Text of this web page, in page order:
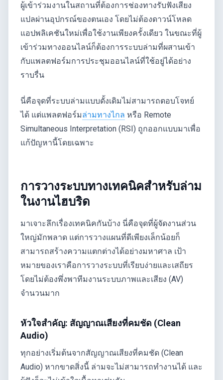
ผู้เข้าร่วมงานในสถานที่ต้องการช่องทางรับฟังเสียง
แปลผ่านอุปกรณ์ของตนเอง โดยไม่ต้องดาวน์โหลด
แอปพลิเคชันใหม่เพื่อใช้งานเพียงครั้งเดียว ในขณะที่ผู้
เข้าร่วมทางออนไลน์ก็ต้องการระบบล่ามที่ผสานเข้า
กับแพลตฟอร์มการประชุมออนไลน์ที่ใช้อยู่ได้อย่าง
ราบรื่น
นี่คือจุดที่ระบบล่ามแบบดั้งเดิมไม่สามารถตอบโจทย์
ได้ แต่แพลตฟอร์มล่ามทางไกล หรือ Remote
Simultaneous Interpretation (RSI) ถูกออกแบบมาเพื่อ
แก้ปัญหานี้โดยเฉพาะ
การวางระบบทางเทคนิคสำหรับล่าม
ในงานไฮบริด
มาเจาะลึกเรื่องเทคนิคกันบ้าง นี่คือจุดที่ผู้จัดงานส่วน
ใหญ่มักพลาด แต่การวางแผนที่ดีเพียงเล็กน้อยก็
สามารถสร้างความแตกต่างได้อย่างมหาศาล เป้า
หมายของเราคือการวางระบบที่เรียบง่ายและเสถียร
โดยไม่ต้องพึ่งพาทีมงานระบบภาพและเสียง (AV)
จำนวนมาก
หัวใจสำคัญ: สัญญาณเสียงที่คมชัด (Clean
Audio)
ทุกอย่างเริ่มต้นจากสัญญาณเสียงที่คมชัด (Clean
Audio) หากขาดสิ่งนี้ ล่ามจะไม่สามารถทำงานได้ และ